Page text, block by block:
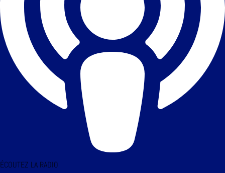
ÉCOUTEZ LA RADIO